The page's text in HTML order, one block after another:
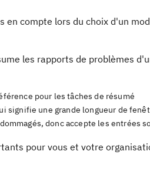
en compte lors du choix d'un
les rapports de problèmes
pour les tâches de résumé
signifie une grande longueur de
donc accepte les entrées
pour vous et votre